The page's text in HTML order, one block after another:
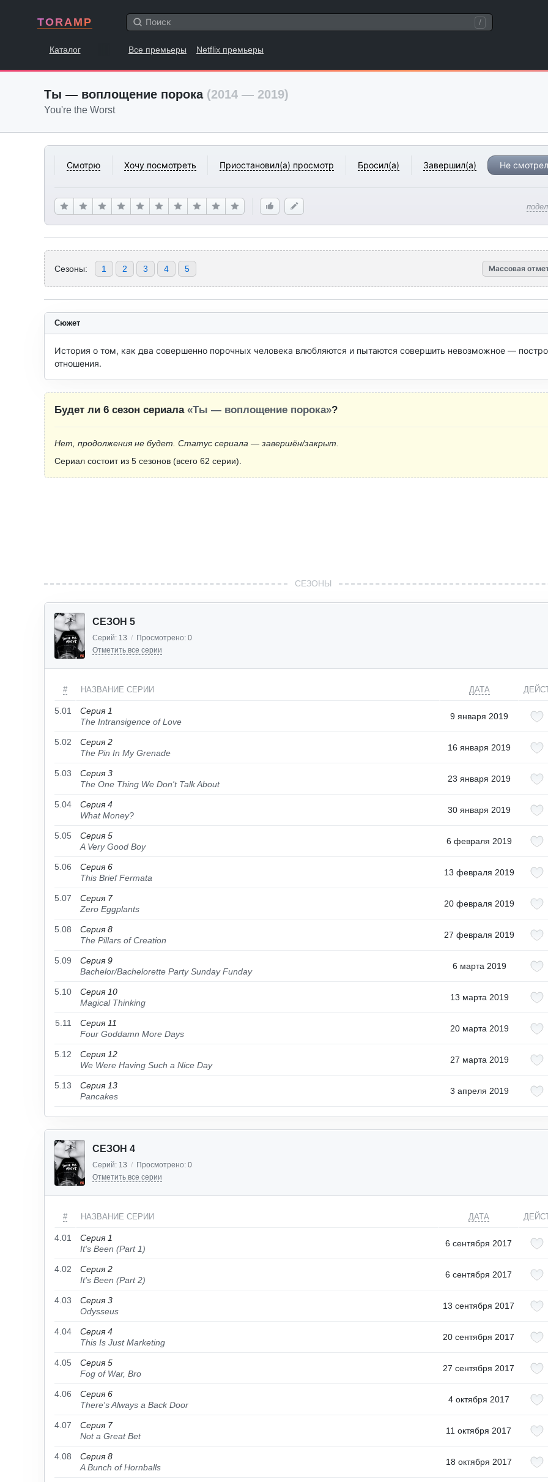
TORAMP /
Каталог Все премьеры Netflix премьеры
Ты — воплощение порока (2014 — 2019)
You're the Worst
Смотрю Хочу посмотреть Приостановил(а) просмотр Бросил(а) Завершил(а) Не
Сезоны: 1 2 3 4 5 Массовая
Сюжет
История о том, как два совершенно порочных человека влюбляются и пытаются совершить невозможное —
отношения.
Будет ли 6 сезон сериала «Ты — воплощение порока»?
Нет, продолжения не будет. Статус сериала — завершён/закрыт.
Сериал состоит из 5 сезонов (всего 62 серии).
СЕЗОНЫ
СЕЗОН 5
Серий: 13 / Просмотрено: 0
Отметить все серии
# НАЗВАНИЕ СЕРИИ ДАТА
5.01
Серия 1
The Intransigence of Love
9 января 2019
5.02
Серия 2
The Pin In My Grenade
16 января 2019
5.03
Серия 3
The One Thing We Don't Talk About
23 января 2019
5.04
Серия 4
What Money?
30 января 2019
5.05
Серия 5
A Very Good Boy
6 февраля 2019
5.06
Серия 6
This Brief Fermata
13 февраля 2019
5.07
Серия 7
Zero Eggplants
20 февраля 2019
5.08
Серия 8
The Pillars of Creation
27 февраля 2019
5.09
Серия 9
Bachelor/Bachelorette Party Sunday Funday
6 марта 2019
5.10
Серия 10
Magical Thinking
13 марта 2019
5.11
Серия 11
Four Goddamn More Days
20 марта 2019
5.12
Серия 12
We Were Having Such a Nice Day
27 марта 2019
5.13
Серия 13
Pancakes
3 апреля 2019
СЕЗОН 4
Серий: 13 / Просмотрено: 0
Отметить все серии
# НАЗВАНИЕ СЕРИИ ДАТА
4.01
Серия 1
It's Been (Part 1)
6 сентября 2017
4.02
Серия 2
It's Been (Part 2)
6 сентября 2017
4.03
Серия 3
Odysseus
13 сентября 2017
4.04
Серия 4
This Is Just Marketing
20 сентября 2017
4.05
Серия 5
Fog of War, Bro
27 сентября 2017
4.06
Серия 6
There's Always a Back Door
4 октября 2017
4.07
Серия 7
Not a Great Bet
11 октября 2017
4.08
Серия 8
A Bunch of Hornballs
18 октября 2017